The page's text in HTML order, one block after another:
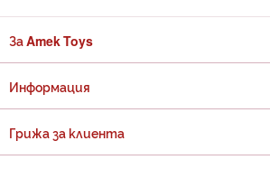
За Amek Toys
Информация
Грижа за клиента